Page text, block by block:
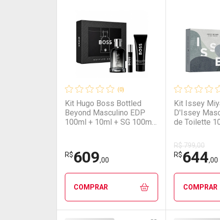
(0)
Kit Hugo Boss Bottled
Beyond Masculino EDP
100ml + 10ml + SG 100ml
R$609,00
COMPRAR
Kit Issey
D'Issey
de Toilette
R$ 799,00
R$644,00
COMPRAR